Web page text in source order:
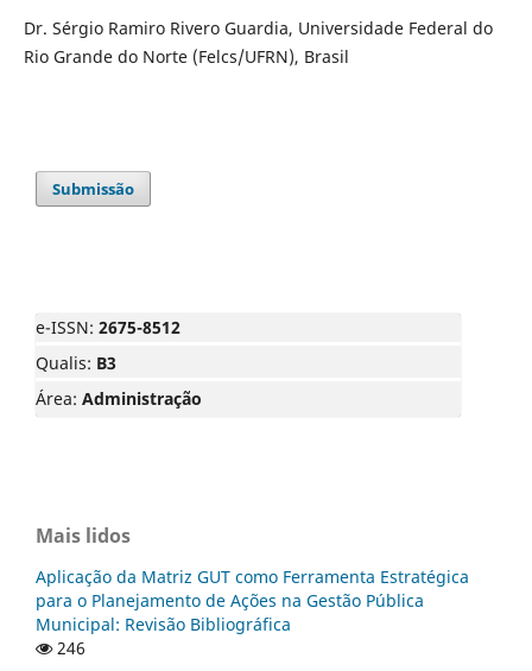
Dr. Sérgio Ramiro Rivero Guardia, Universidade Federal do
Rio Grande do Norte (Felcs/UFRN), Brasil
Submissão
e-ISSN: 2675-8512
Qualis: B3
Área: Administração
Mais lidos
Aplicação da Matriz GUT como Ferramenta Estratégica
para o Planejamento de Ações na Gestão Pública
Municipal: Revisão Bibliográfica
246